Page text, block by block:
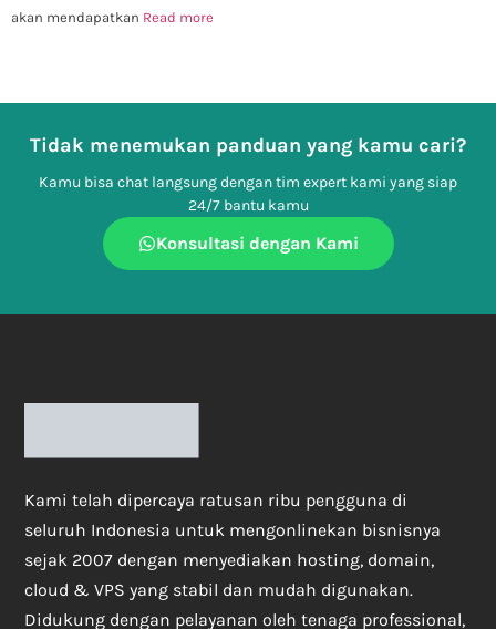
akan mendapatkan Read more
Tidak menemukan panduan yang kamu cari?
Kamu bisa chat langsung dengan tim expert kami yang siap
24/7 bantu kamu
Konsultasi dengan Kami
Kami telah dipercaya ratusan ribu pengguna di
seluruh Indonesia untuk mengonlinekan bisnisnya
sejak 2007 dengan menyediakan hosting, domain,
cloud & VPS yang stabil dan mudah digunakan.
Didukung dengan pelayanan oleh tenaga professional,